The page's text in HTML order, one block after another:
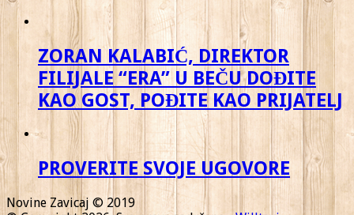
ZORAN KALABIĆ, DIREKTOR
FILIJALE “ERA” U BEČU DOĐITE
KAO GOST, POĐITE KAO PRIJATELJ
PROVERITE SVOJE UGOVORE
Novine Zavicaj © 2019